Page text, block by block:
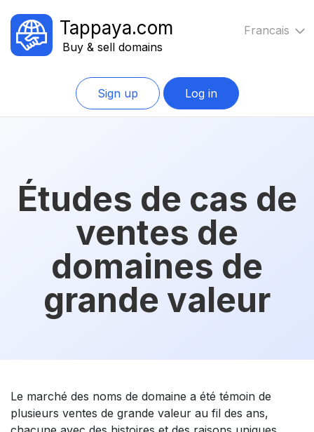
Tappaya.com
Buy & sell domains
Sign up Log in
Francais
Études de cas de
ventes de
domaines de
grande valeur
Le marché des noms de domaine a été témoin de
plusieurs ventes de grande valeur au fil des ans,